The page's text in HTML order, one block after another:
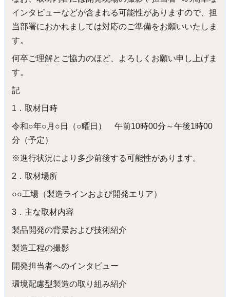
インタビューなどが含まれる可能性がありますので、担
当部署におかれましては対応のご準備をお願いいたしま
す。
何卒ご理解とご協力のほど、よろしくお願い申し上げま
す。
記
1．取材日時
令和○年○月○日（○曜日） 午前10時00分～午後1時00
分（予定）
※進行状況により多少前後する可能性があります。
2．取材場所
○○工場（製造ラインおよび開発エリア）
3．主な取材内容
製品開発の背景および技術紹介
製造工程の撮影
開発担当者へのインタビュー
環境配慮型製造の取り組み紹介